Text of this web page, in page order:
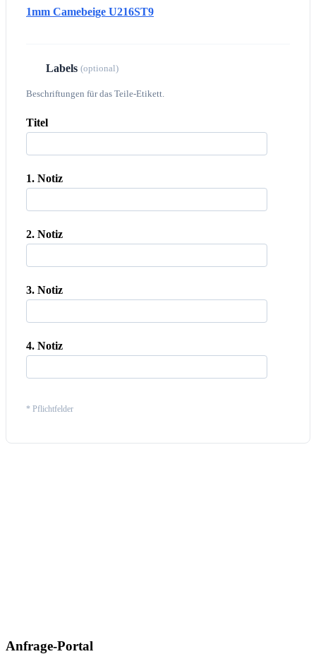
1mm Camebeige U216ST9
Labels (optional)
Beschriftungen für das Teile-Etikett.
Titel
1. Notiz
2. Notiz
3. Notiz
4. Notiz
* Pflichtfelder
Anfrage-Portal